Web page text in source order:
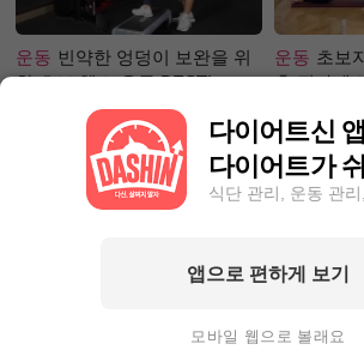
운동 빈약한 엉덩이 보완을 위
한 초보 헬스 운동 BEST!
운동 초보
홈 필라테
않고 5kg 넘게 감량한 사연?
로 빼는 데
다이어트신
다이어트가
식단 관리, 운동 관
앱으로 편하게 보기
모바일 웹으로 볼래요